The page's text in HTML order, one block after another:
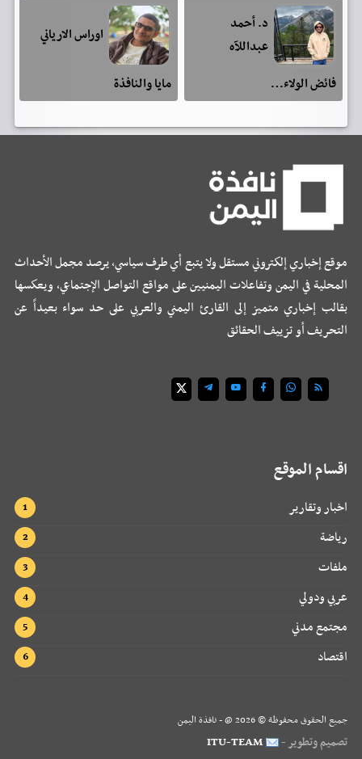
د. أحمد
عبداللآه
فائض الولاء…
اوراس الارياني
مايا والنافذة
موقع إخباري إلكتروني مستقل ولا يتبع أي طرف سياسي، يرصد مجمل الأحداث
المحلية في اليمن وتفاعلات اليمنيين على مواقع التواصل الإجتماعي، ويعكسها
بقالب إخباري متميز إلى القارئ اليمني والعربي على حد سواء بعيداً عن
التحريف أو تزييف الحقائق
اقسام الموقع
اخبار وتقارير
رياضة
ملفات
عربي ودولي
مجتمع مدني
اقتصاد
جميع الحقوق محفوظة ©2026 @ - نافذة اليمن
تصميم وتطوير - ITU-TEAM